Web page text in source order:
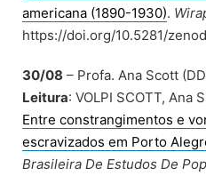
americana (1890-1930).
https://doi.org/10.5281/
30/08 – Profa. Ana Scott
Leitura: VOLPI SCOTT, Ana
Entre constrangimentos e
escravizados em Porto
Brasileira De Estudos De